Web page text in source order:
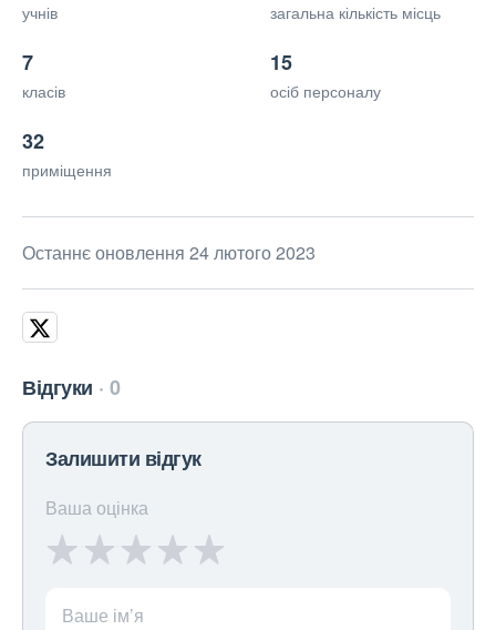
учнів загальна кількість місць
7
класів
15
осіб персоналу
32
приміщення
Останнє оновлення 24 лютого 2023
Відгуки 0
Залишити відгук
Ваша оцінка
Ваше ім’я